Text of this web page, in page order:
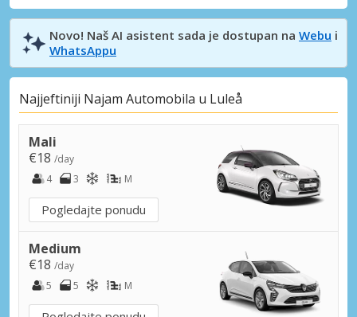
Novo! Naš AI asistent sada je dostupan na Webu i
WhatsAppu
Najjeftiniji Najam Automobila u Luleå
Mali
€18 /day
4
3 M
Pogledajte ponudu
Medium
€18 /day
5
5 M